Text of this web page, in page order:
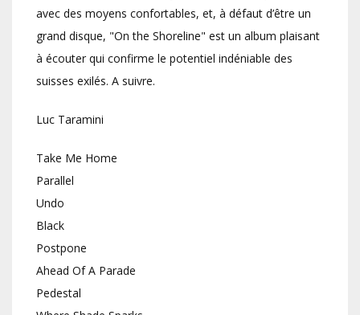
avec des moyens confortables, et, à défaut d’être un
grand disque, "On the Shoreline" est un album plaisant
à écouter qui confirme le potentiel indéniable des
suisses exilés. A suivre.
Luc Taramini
Take Me Home
Parallel
Undo
Black
Postpone
Ahead Of A Parade
Pedestal